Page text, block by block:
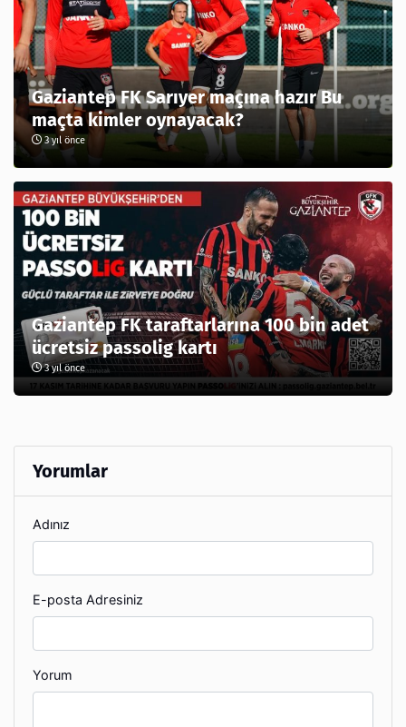
Gaziantep FK Sarıyer maçına hazır Bu
maçta kimler oynayacak?
3 yıl önce
Gaziantep FK taraftarlarına 100 bin adet
ücretsiz passolig kartı
3 yıl önce
Yorumlar
Adınız
E-posta Adresiniz
Yorum